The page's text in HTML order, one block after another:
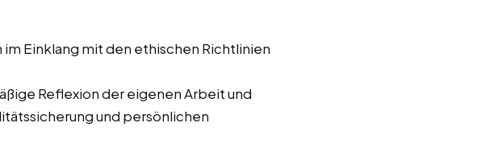
im Einklang mit den ethischen Richtlinien
Reflexion der eigenen Arbeit und
und persönlichen